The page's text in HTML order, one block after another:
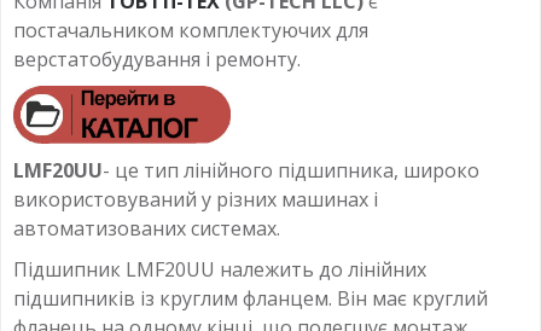
постачальником комплектуючих для
верстатобудування і ремонту.
LMF20UU- це тип лінійного підшипника, широко
використовуваний у різних машинах і
автоматизованих системах.
Підшипник LMF20UU належить до лінійних
підшипників із круглим фланцем. Він має круглий